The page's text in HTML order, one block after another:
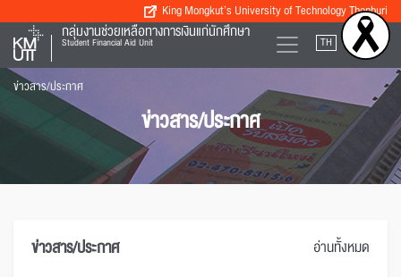
King Mongkut’s University of Technology Thonburi
กลุ่มงานช่วยเหลือทางการเงินแก่นักศึกษา
Student Financial Aid Unit TH EN
ข่าวสาร/ประกาศ
ข่าวสาร/ประกาศ
ข่าวสาร/ประกาศ
อ่านทั้งหมด